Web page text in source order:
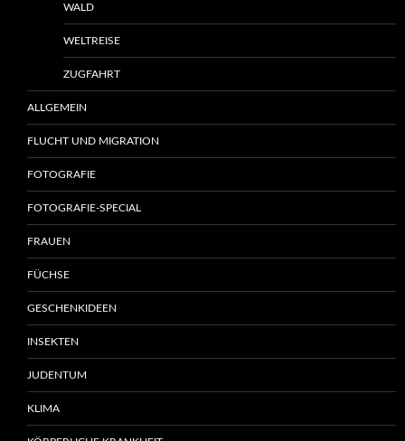
WALD
WELTREISE
ZUGFAHRT
ALLGEMEIN
FLUCHT UND MIGRATION
FOTOGRAFIE
FOTOGRAFIE-SPECIAL
FRAUEN
FÜCHSE
GESCHENKIDEEN
INSEKTEN
JUDENTUM
KLIMA